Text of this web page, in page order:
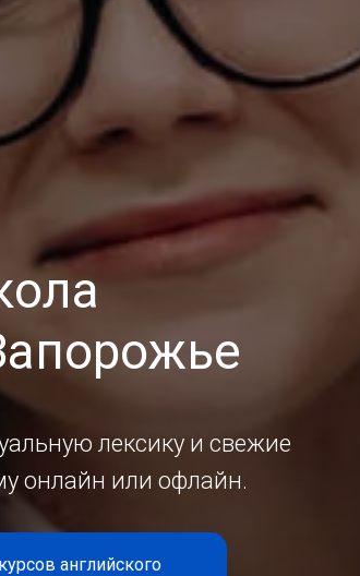
лексику и свежие
онлайн или офлайн.
английского